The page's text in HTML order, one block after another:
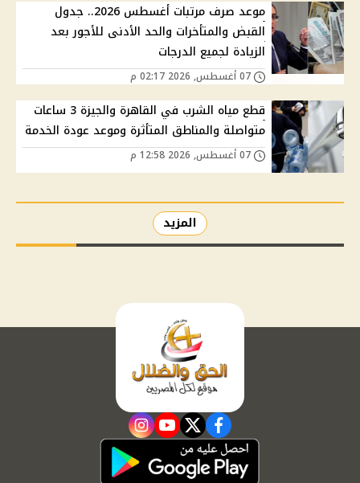
موعد صرف مرتبات أغسطس 2026.. جدول
القبض والمتأخرات والحد الأدنى للأجور بعد
الزيادة لجميع الدرجات
قطع مياه الشرب في القاهرة والجيزة 3 ساعات
متواصلة والمناطق المتأثرة وموعد عودة الخدمة
المزيد
facebook
twitter
youtube
instagram